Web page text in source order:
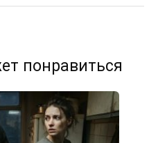
понравиться